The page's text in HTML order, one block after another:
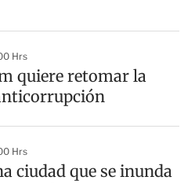
Hrs
quiere retomar la
Hrs
ciudad que se inunda